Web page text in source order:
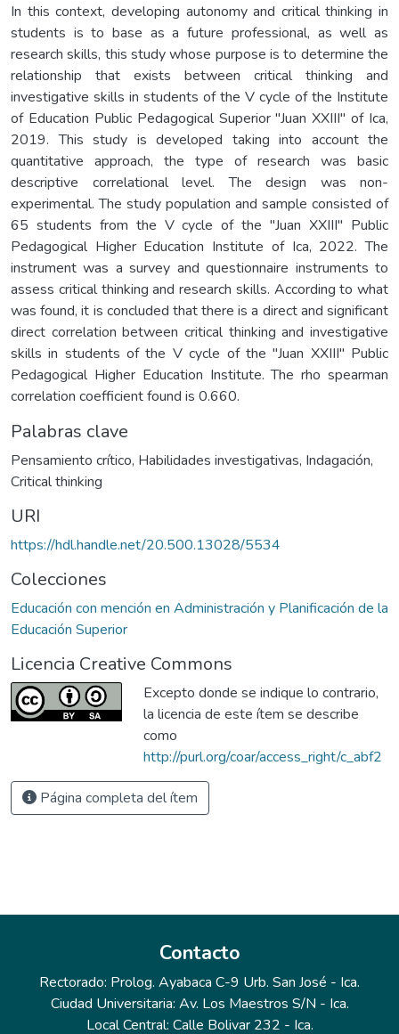
In this context, developing autonomy and critical thinking in
students is to base as a future professional, as well as
research skills, this study whose purpose is to determine the
relationship that exists between critical thinking and
investigative skills in students of the V cycle of the Institute
of Education Public Pedagogical Superior "Juan XXIII" of Ica,
2019. This study is developed taking into account the
quantitative approach, the type of research was basic
descriptive correlational level. The design was non-
experimental. The study population and sample consisted of
65 students from the V cycle of the "Juan XXIII" Public
Pedagogical Higher Education Institute of Ica, 2022. The
instrument was a survey and questionnaire instruments to
assess critical thinking and research skills. According to what
was found, it is concluded that there is a direct and significant
direct correlation between critical thinking and investigative
skills in students of the V cycle of the "Juan XXIII" Public
Pedagogical Higher Education Institute. The rho spearman
correlation coefficient found is 0.660.
Palabras clave
Pensamiento crítico, Habilidades investigativas, Indagación,
Critical thinking
URI
https://hdl.handle.net/20.500.13028/5534
Colecciones
Educación con mención en Administración y Planificación de la
Educación Superior
Licencia Creative Commons
Excepto donde se indique lo contrario,
la licencia de este ítem se describe
como
http://purl.org/coar/access_right/c_abf2
Página completa del ítem
Contacto
Rectorado: Prolog. Ayabaca C-9 Urb. San José - Ica.
Ciudad Universitaria: Av. Los Maestros S/N - Ica.
Local Central: Calle Bolivar 232 - Ica.